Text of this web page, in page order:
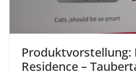
Produktvorstellung:
Residence –